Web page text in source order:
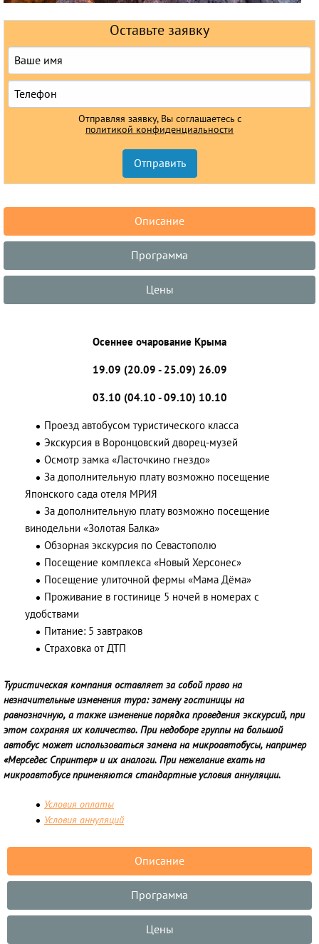
Оставьте заявку
Отправляя заявку, Вы соглашаетесь с
политикой конфиденциальности
Описание
Программа
Цены
Осеннее очарование Крыма
19.09 (20.09 - 25.09) 26.09
03.10 (04.10 - 09.10) 10.10
Проезд автобусом туристического класса
Экскурсия в Воронцовский дворец-музей
Осмотр замка «Ласточкино гнездо»
За дополнительную плату возможно посещение
Японского сада отеля МРИЯ
За дополнительную плату возможно посещение
винодельни «Золотая Балка»
Обзорная экскурсия по Севастополю
Посещение комплекса «Новый Херсонес»
Посещение улиточной фермы «Мама Дёма»
Проживание в гостинице 5 ночей в номерах с
удобствами
Питание: 5 завтраков
Страховка от ДТП
Туристическая компания оставляет за собой право на
незначительные изменения тура: замену гостиницы на
равнозначную, а также изменение порядка проведения экскурсий, при
этом сохраняя их количество. При недоборе группы на большой
автобус может использоваться замена на микроавтобусы, например
«Мерседес Спринтер» и их аналоги. При нежелание ехать на
микроавтобусе применяются стандартные условия аннуляции.
Условия оплаты
Условия аннуляций
Описание
Программа
Цены